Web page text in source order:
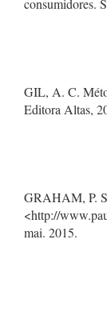
consumidores.
GIL, A. C.
Editora Altas,
GRAHAM, P.
<http://
mai. 2015.